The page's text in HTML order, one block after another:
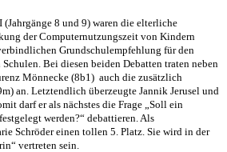
8 und 9) waren die elterliche
der Computernutzungszeit von Kindern
Grundschulempfehlung für den
Bei diesen beiden Debatten traten neben
Mönnecke (8b1) auch die zusätzlich
an. Letztendlich überzeugte Jannik Jerusel und
darf er als nächstes die Frage „Soll ein
werden?“ debattieren. Als
Schröder einen tollen 5. Platz. Sie wird in der
vertreten sein.